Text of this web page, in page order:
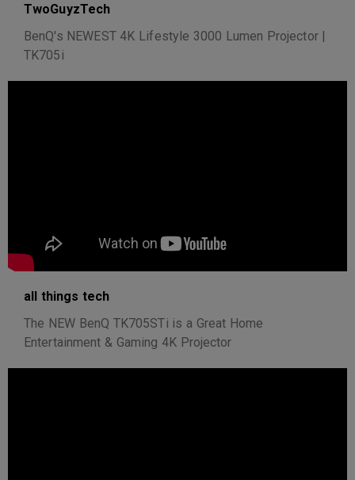
TwoGuyzTech
BenQ's NEWEST 4K Lifestyle 3000 Lumen Projector |
TK705i
all things tech
The NEW BenQ TK705STi is a Great Home
Entertainment & Gaming 4K Projector